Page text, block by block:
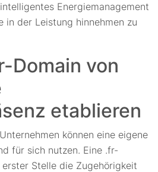
Energiemanagement
in der Leistung hinnehmen zu
Domain von
etablieren
können eine eigene
für sich nutzen. Eine .fr-
Stelle die Zugehörigkeit